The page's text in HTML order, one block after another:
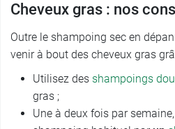
Cheveux gras : nos
Outre le shampoing sec en
venir à bout des cheveux gras
Utilisez des shampoings
gras ;
Une à deux fois par